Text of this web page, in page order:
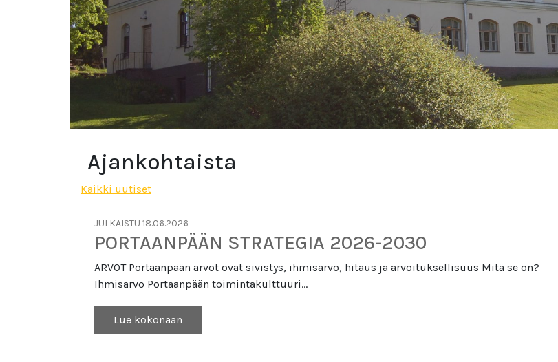
Ajankohtaista
Kaikki uutiset
JULKAISTU 18.06.2026
PORTAANPÄÄN STRATEGIA 2026-2030
ARVOT Portaanpään arvot ovat sivistys, ihmisarvo, hitaus ja arvoituksellisuus Mitä se on?
Ihmisarvo Portaanpään toimintakulttuuri…
Lue kokonaan